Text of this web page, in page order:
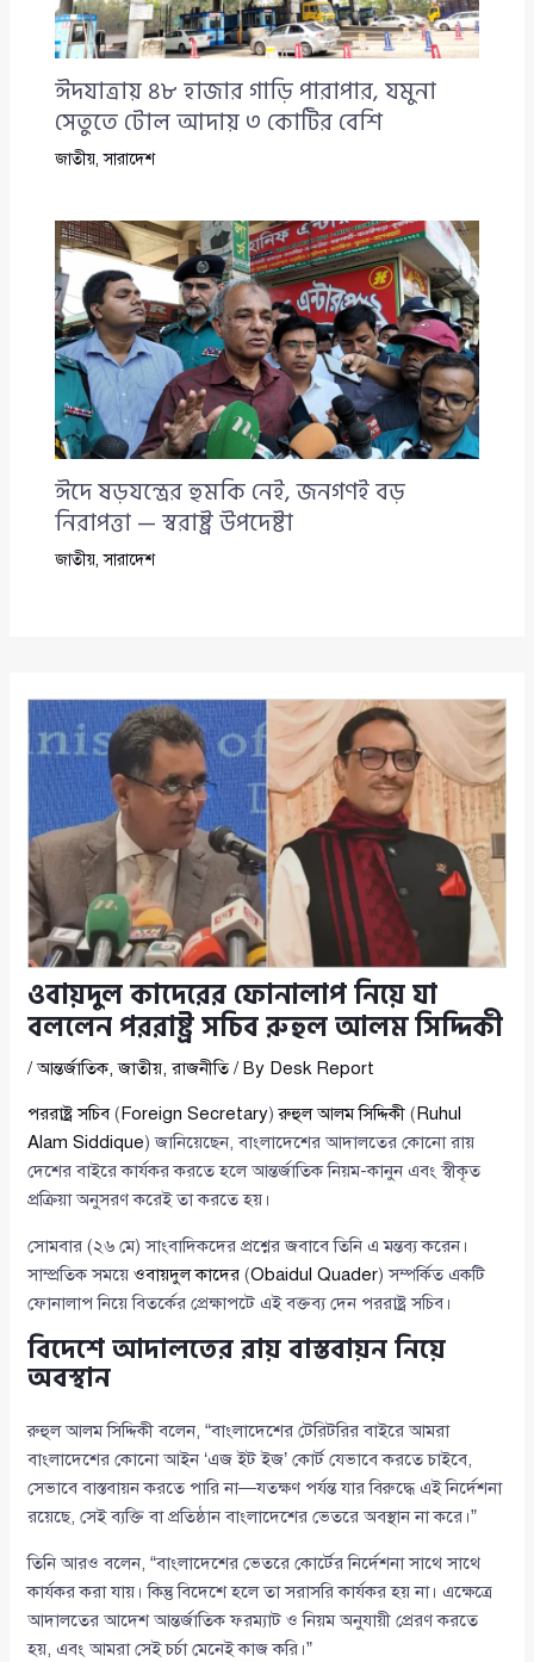
ঈদযাত্রায় ৪৮ হাজার গাড়ি পারাপার, যমুনা
সেতুতে টোল আদায় ৩ কোটির বেশি
জাতীয়,সারাদেশ
ঈদে ষড়যন্ত্রের হুমকি নেই, জনগণই বড়
নিরাপত্তা — স্বরাষ্ট্র উপদেষ্টা
জাতীয়,সারাদেশ
ওবায়দুল কাদেরের ফোনালাপ নিয়ে যা
বললেন পররাষ্ট্র সচিব রুহুল আলম সিদ্দিকী
/আন্তর্জাতিক,জাতীয়,রাজনীতি/ By Desk Report
পররাষ্ট্র সচিব( Foreign Secretary)রুহুল আলম সিদ্দিকী ( Ruhul
Alam Siddique) জানিয়েছেন, বাংলাদেশের আদালতের কোনো রায়
দেশের বাইরে কার্যকর করতে হলে আন্তর্জাতিক নিয়ম-কানুন এবং স্বীকৃত
প্রক্রিয়া অনুসরণ করেই তা করতে হয়।
সোমবার (২৬ মে) সাংবাদিকদের প্রশ্নের জবাবে তিনি এ মন্তব্য করেন।
সাম্প্রতিক সময়েওবায়দুল কাদের (Obaidul Quader) সম্পর্কিত একটি
ফোনালাপ নিয়ে বিতর্কের প্রেক্ষাপটে এই বক্তব্য দেন পররাষ্ট্র সচিব।
বিদেশে আদালতের রায় বাস্তবায়ন নিয়ে
অবস্থান
রুহুল আলম সিদ্দিকী বলেন, “বাংলাদেশের টেরিটরির বাইরে আমরা
বাংলাদেশের কোনো আইন ‘এজ ইট ইজ’ কোর্ট যেভাবে করতে চাইবে,
সেভাবে বাস্তবায়ন করতে পারি না—যতক্ষণ পর্যন্ত যার বিরুদ্ধে এই নির্দেশনা
রয়েছে, সেই ব্যক্তি বা প্রতিষ্ঠান বাংলাদেশের ভেতরে অবস্থান না করে।”
তিনি আরও বলেন, “বাংলাদেশের ভেতরে কোর্টের নির্দেশনা সাথে সাথে
কার্যকর করা যায়। কিন্তু বিদেশে হলে তা সরাসরি কার্যকর হয় না। এক্ষেত্রে
আদালতের আদেশ আন্তর্জাতিক ফরম্যাট ও নিয়ম অনুযায়ী প্রেরণ করতে
হয়, এবং আমরা সেই চর্চা মেনেই কাজ করি।”